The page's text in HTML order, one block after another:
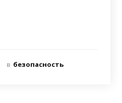
в безопасность